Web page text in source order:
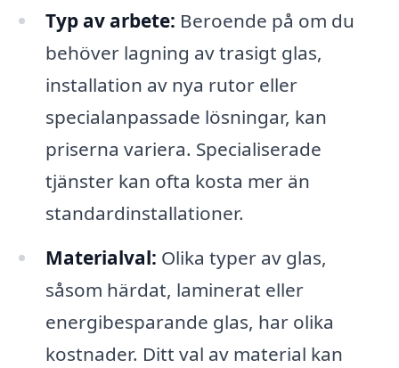
Typ av arbete: Beroende på om du
behöver lagning av trasigt glas,
installation av nya rutor eller
specialanpassade lösningar, kan
priserna variera. Specialiserade
tjänster kan ofta kosta mer än
standardinstallationer.
Materialval: Olika typer av glas,
såsom härdat, laminerat eller
energibesparande glas, har olika
kostnader. Ditt val av material kan